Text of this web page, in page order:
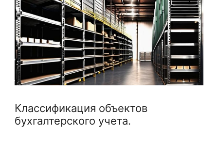
Классификация объектов
бухгалтерского учета.